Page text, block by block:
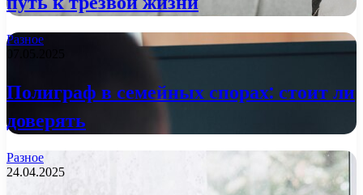
Разное
07.05.2025
Полиграф в семейных спорах: стоит ли
доверять
Разное
24.04.2025